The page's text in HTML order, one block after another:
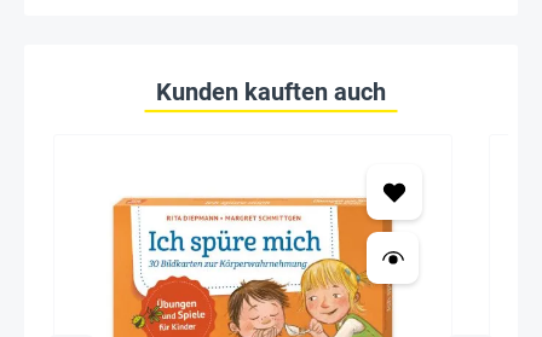
Kunden kauften auch